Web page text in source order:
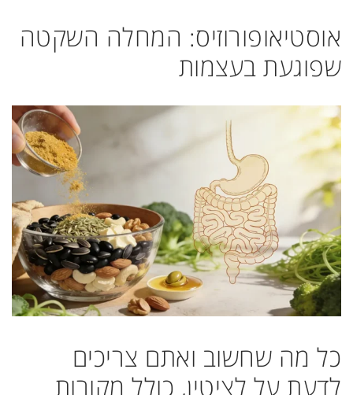
אוסטיאופורוזיס: המחלה השקטה
שפוגעת בעצמות
כל מה שחשוב ואתם צריכים
לדעת על לציטין, כולל מקורות